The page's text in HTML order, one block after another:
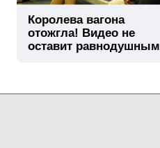
Королева вагона
отожгла! Видео не
оставит равнодушным